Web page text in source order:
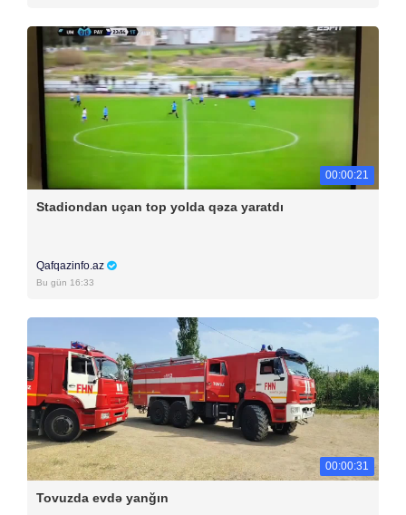
00:00:21
Stadiondan uçan top yolda qəza yaratdı
Qafqazinfo.az
Bu gün 16:33
00:00:31
Tovuzda evdə yanğın